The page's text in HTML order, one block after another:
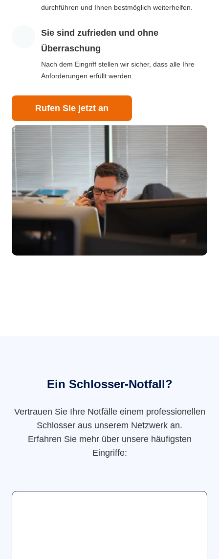
durchführen und Ihnen bestmöglich weiterhelfen.
Sie sind zufrieden und ohne
Überraschung
Nach dem Eingriff stellen wir sicher, dass alle Ihre
Anforderungen erfüllt werden.
Rufen Sie jetzt an
Ein Schlosser-Notfall?
Vertrauen Sie Ihre Notfälle einem professionellen
Schlosser aus unserem Netzwerk an.
Erfahren Sie mehr über unsere häufigsten
Eingriffe: